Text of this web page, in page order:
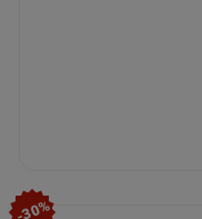
-30%